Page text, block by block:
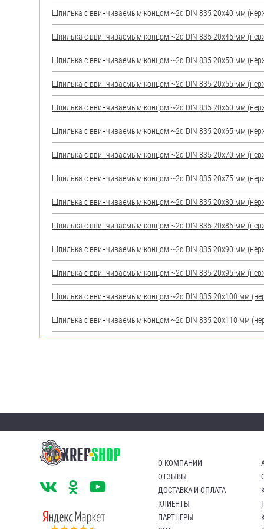
Пробки
Саморезы и шурупы
Стопорные кольца
Такелаж
Хомуты
Шайбы
Шпильки
Шплинты
Штифты и пальцы
Шпилька c ввинчиваемым концом ~2d DIN 835 20х40 мм
Шпилька c ввинчиваемым концом ~2d DIN 835 20х45 мм
Шпилька c ввинчиваемым концом ~2d DIN 835 20х50 мм
Шпилька c ввинчиваемым концом ~2d DIN 835 20х55 мм
Шпилька c ввинчиваемым концом ~2d DIN 835 20х60 мм
Шпилька c ввинчиваемым концом ~2d DIN 835 20х65 мм
Шпилька c ввинчиваемым концом ~2d DIN 835 20х70 мм
Шпилька c ввинчиваемым концом ~2d DIN 835 20х75 мм
Шпилька c ввинчиваемым концом ~2d DIN 835 20х80 мм
Шпилька c ввинчиваемым концом ~2d DIN 835 20х85 мм
Шпилька c ввинчиваемым концом ~2d DIN 835 20х90 мм
Шпилька c ввинчиваемым концом ~2d DIN 835 20х95 мм
Шпилька c ввинчиваемым концом ~2d DIN 835 20х100 мм
Шпилька c ввинчиваемым концом ~2d DIN 835 20х110 мм
О КОМПАНИИ
ОТЗЫВЫ
ДОСТАВКА И ОПЛАТА
КЛИЕНТЫ
ПАРТНЕРЫ